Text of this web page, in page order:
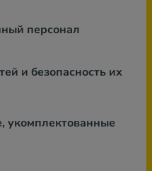
персонал
и безопасность их
укомплектованные